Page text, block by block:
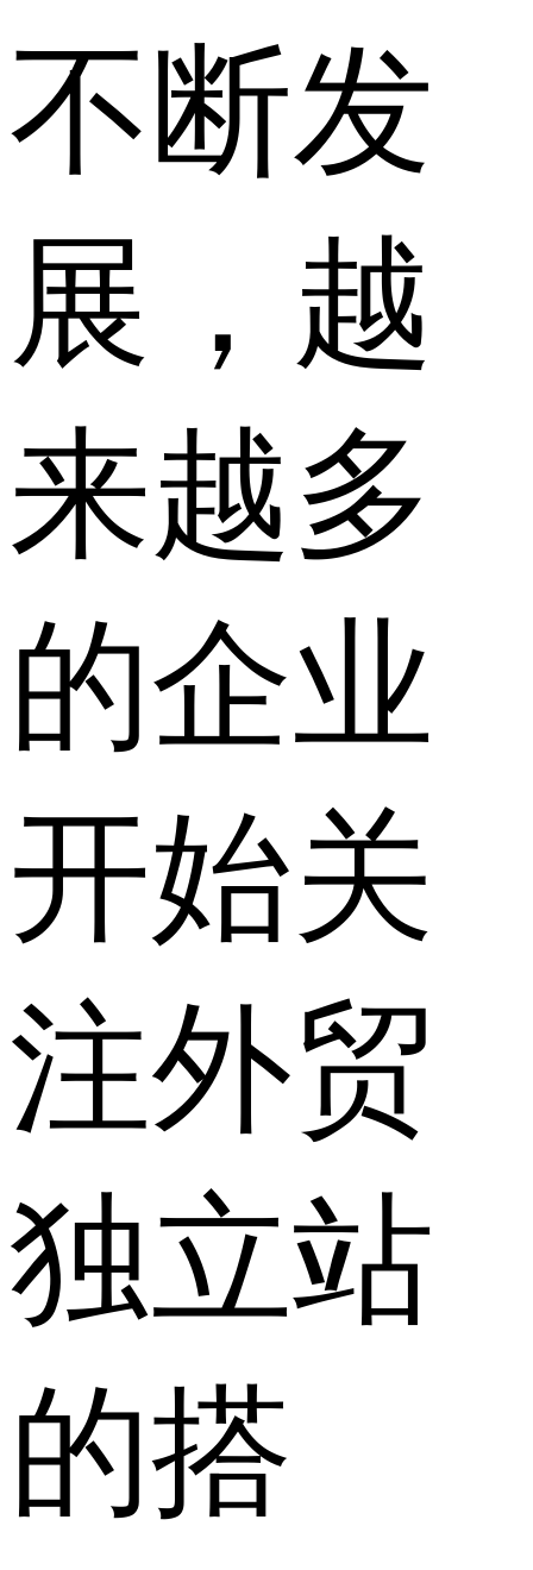
不断发
展，越
来越多
的企业
开始关
注外贸
独立站
的搭